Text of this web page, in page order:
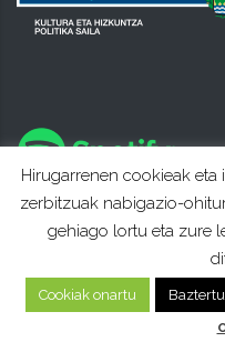
Hirugarrenen cookieak
zerbitzuak nabigazio-
gehiago lortu eta zure
Cookiak onartu